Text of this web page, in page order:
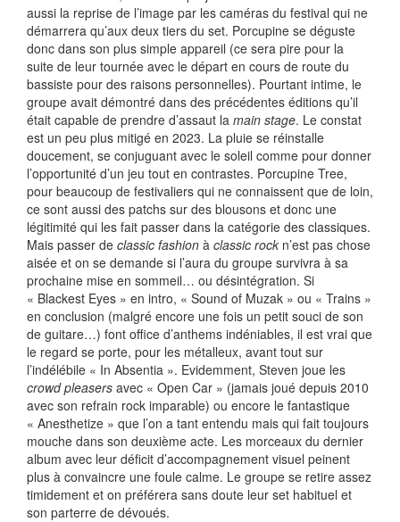
aussi la reprise de l’image par les caméras du festival qui ne
démarrera qu’aux deux tiers du set. Porcupine se déguste
donc dans son plus simple appareil (ce sera pire pour la
suite de leur tournée avec le départ en cours de route du
bassiste pour des raisons personnelles). Pourtant intime, le
groupe avait démontré dans des précédentes éditions qu’il
était capable de prendre d’assaut la main stage. Le constat
est un peu plus mitigé en 2023. La pluie se réinstalle
doucement, se conjuguant avec le soleil comme pour donner
l’opportunité d’un jeu tout en contrastes. Porcupine Tree,
pour beaucoup de festivaliers qui ne connaissent que de loin,
ce sont aussi des patchs sur des blousons et donc une
légitimité qui les fait passer dans la catégorie des classiques.
Mais passer de classic fashion à classic rock n’est pas chose
aisée et on se demande si l’aura du groupe survivra à sa
prochaine mise en sommeil… ou désintégration. Si
« Blackest Eyes » en intro, « Sound of Muzak » ou « Trains »
en conclusion (malgré encore une fois un petit souci de son
de guitare…) font office d’anthems indéniables, il est vrai que
le regard se porte, pour les métalleux, avant tout sur
l’indélébile « In Absentia ». Evidemment, Steven joue les
crowd pleasers avec « Open Car » (jamais joué depuis 2010
avec son refrain rock imparable) ou encore le fantastique
« Anesthetize » que l’on a tant entendu mais qui fait toujours
mouche dans son deuxième acte. Les morceaux du dernier
album avec leur déficit d’accompagnement visuel peinent
plus à convaincre une foule calme. Le groupe se retire assez
timidement et on préférera sans doute leur set habituel et
son parterre de dévoués.